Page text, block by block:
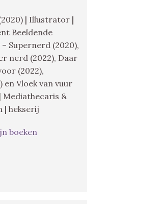
| Illustrator |
Beeldende
Supernerd (2020),
nerd (2022), Daar
(2022),
en Vloek van vuur
Mediathecaris &
| hekserij
boeken